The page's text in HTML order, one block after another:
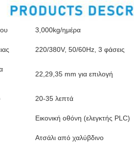
3,000kg/ημέρα
220/380V, 50/60Hz, 3 φάσεις
22,29,35 mm για επιλογή
20-35 λεπτά
Εικονική οθόνη (ελεγκτής PLC)
Ατσάλι από χαλύβδινο